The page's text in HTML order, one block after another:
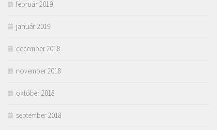
február 2019
január 2019
december 2018
november 2018
október 2018
september 2018